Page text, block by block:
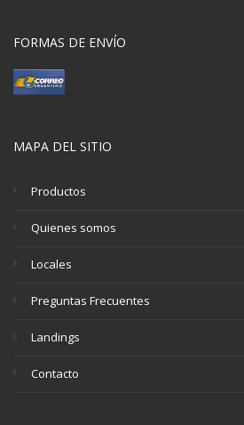
FORMAS DE ENVÍO
MAPA DEL SITIO
Productos
Quienes somos
Locales
Preguntas Frecuentes
Landings
Contacto